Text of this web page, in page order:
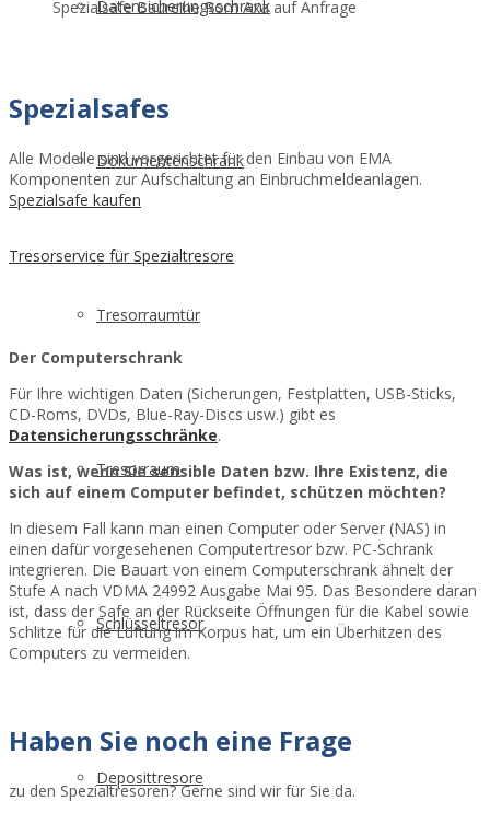
Datensicherungsschrank
Dokumentenschrank
Tresorraumtür
Tresorraum
Schlüsseltresor
Deposittresore
Spezialsafe Baureihe Rom Axa auf Anfrage
Spezialsafes
Alle Modelle sind vorgerichtet für den Einbau von EMA
Komponenten zur Aufschaltung an Einbruchmeldeanlagen.
Spezialsafe kaufen
Tresorservice für Spezialtresore
Der Computerschrank
Für Ihre wichtigen Daten (Sicherungen, Festplatten, USB-Sticks,
CD-Roms, DVDs, Blue-Ray-Discs usw.) gibt es
Datensicherungsschränke.
Was ist, wenn Sie sensible Daten bzw. Ihre Existenz, die
sich auf einem Computer befindet, schützen möchten?
In diesem Fall kann man einen Computer oder Server (NAS) in
einen dafür vorgesehenen Computertresor bzw. PC-Schrank
integrieren. Die Bauart von einem Computerschrank ähnelt der
Stufe A nach VDMA 24992 Ausgabe Mai 95. Das Besondere daran
ist, dass der Safe an der Rückseite Öffnungen für die Kabel sowie
Schlitze für die Lüftung im Korpus hat, um ein Überhitzen des
Computers zu vermeiden.
Haben Sie noch eine Frage
zu den Spezialtresoren? Gerne sind wir für Sie da.